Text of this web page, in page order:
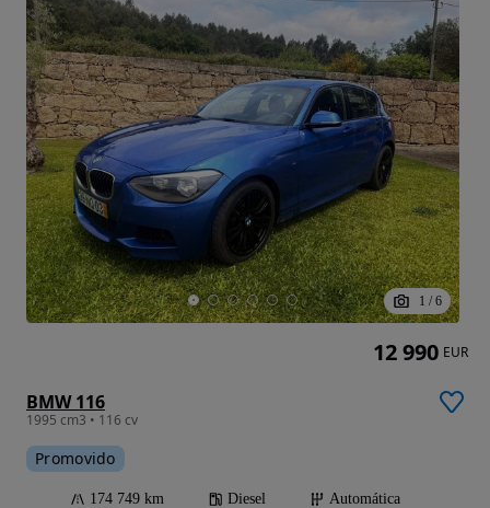
1 / 6
BMW 116
1995 cm3 • 116 cv
Promovido
174 749 km Diesel
Automática
12 990 EUR